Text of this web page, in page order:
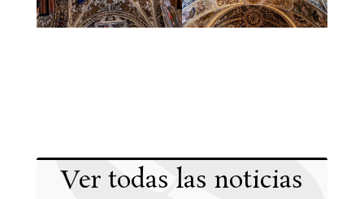
Ver todas las noticias